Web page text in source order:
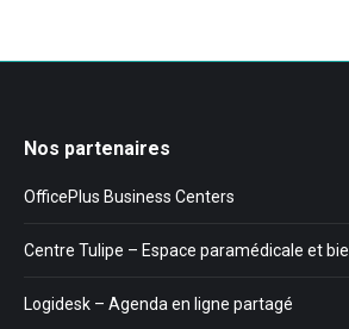
Nos partenaires
OfficePlus Business Centers
Centre Tulipe – Espace paramédicale et
Logidesk – Agenda en ligne partagé